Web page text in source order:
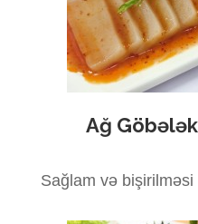
Ağ
Sağlam və